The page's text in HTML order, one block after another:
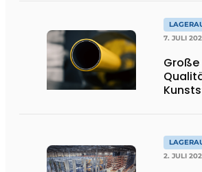
7. JULI
Große
2. JULI